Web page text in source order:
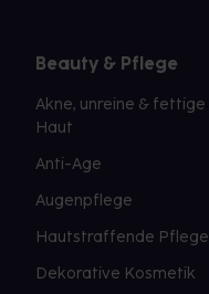
Beauty & Pflege
Akne, unreine & fettige
Haut
Anti-Age
Augenpflege
Hautstraffende Pflege
Dekorative Kosmetik